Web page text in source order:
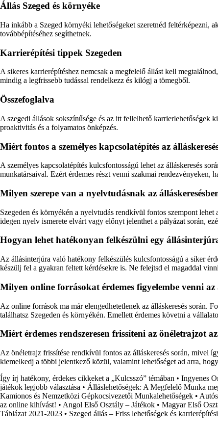
Állás Szeged és környéke
Ha inkább a Szeged környéki lehetőségeket szeretnéd feltérképezni,
továbbépítéséhez segíthetnek.
Karrierépítési tippek Szegeden
A sikeres karrierépítéshez nemcsak a megfelelő állást kell
mindig a legfrissebb tudással rendelkezz és kilógj a tömegből.
Összefoglalva
A szegedi állások sokszínűsége és az itt fellelhető karrierlehetőségek
proaktivitás és a folyamatos önképzés.
Miért fontos a személyes kapcsolatépítés az
A személyes kapcsolatépítés kulcsfontosságú lehet az álláskeresés
munkatársaival. Ezért érdemes részt venni szakmai rendezvényeken,
Milyen szerepe van a nyelvtudásnak az
Szegeden és környékén a nyelvtudás rendkívül fontos szempont
idegen nyelv ismerete elvárt vagy előnyt jelenthet a pályázat során,
Hogyan lehet hatékonyan felkészülni egy
Az állásinterjúra való hatékony felkészülés kulcsfontosságú a siker
készülj fel a gyakran feltett kérdésekre is. Ne felejtsd el magaddal
Milyen online forrásokat érdemes figyelembe venni az
Az online források ma már elengedhetetlenek az álláskeresés során.
találhatsz Szegeden és környékén. Emellett érdemes követni a
Miért érdemes rendszeresen frissíteni az önéletrajzot
Az önéletrajz frissítése rendkívül fontos az álláskeresés során, mivel
kiemelkedj a többi jelentkező közül, valamint lehetőséget ad arra,
Így írj hatékony, érdekes cikkeket a „Kulcsszó” témában • Ingyenes
játékok legjobb választása • Álláslehetőségek: A Megfelelő Munka
Kamionos és Nemzetközi Gépkocsivezetői Munkalehetőségek •
az online kihívást! • Angol Első Osztály – Játékok • Magyar Első
Táblázat 2021-2023 • Szeged állás – Friss lehetőségek és